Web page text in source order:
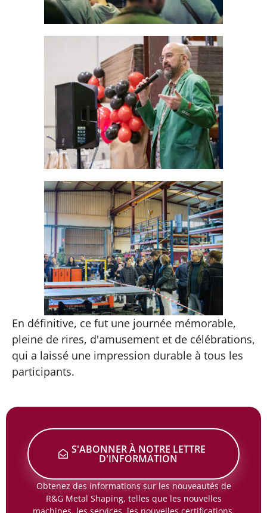
En définitive, ce fut une journée mémorable,
pleine de rires, d'amusement et de célébrations,
qui a laissé une impression durable à tous les
participants.
S'ABONNER À NOTRE LETTRE
D'INFORMATION
Obtenez des informations sur les nouveautés de
R&G Metal Shaping, telles que les nouvelles
machines, les services, les nouvelles certifications,